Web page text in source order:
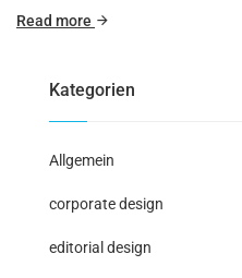
Read more
Kategorien
Allgemein
corporate design
editorial design